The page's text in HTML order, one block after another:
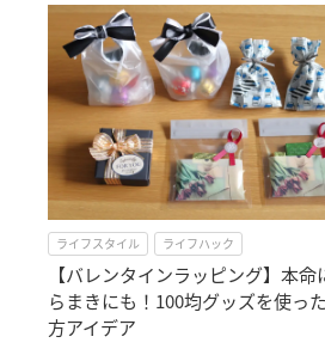
ライフスタイル ライフハック
【バレンタインラッピング】本命
らまきにも！100均グッズを使っ
方アイデア